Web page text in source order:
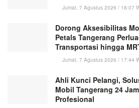
Jumat, 7 Agustus 2026 / 18:07
Dorong Aksesibilitas
Petals Tangerang
Transportasi hingga
Jumat, 7 Agustus 2026 / 17:44
Ahli Kunci Pelangi,
Mobil Tangerang 24
Profesional